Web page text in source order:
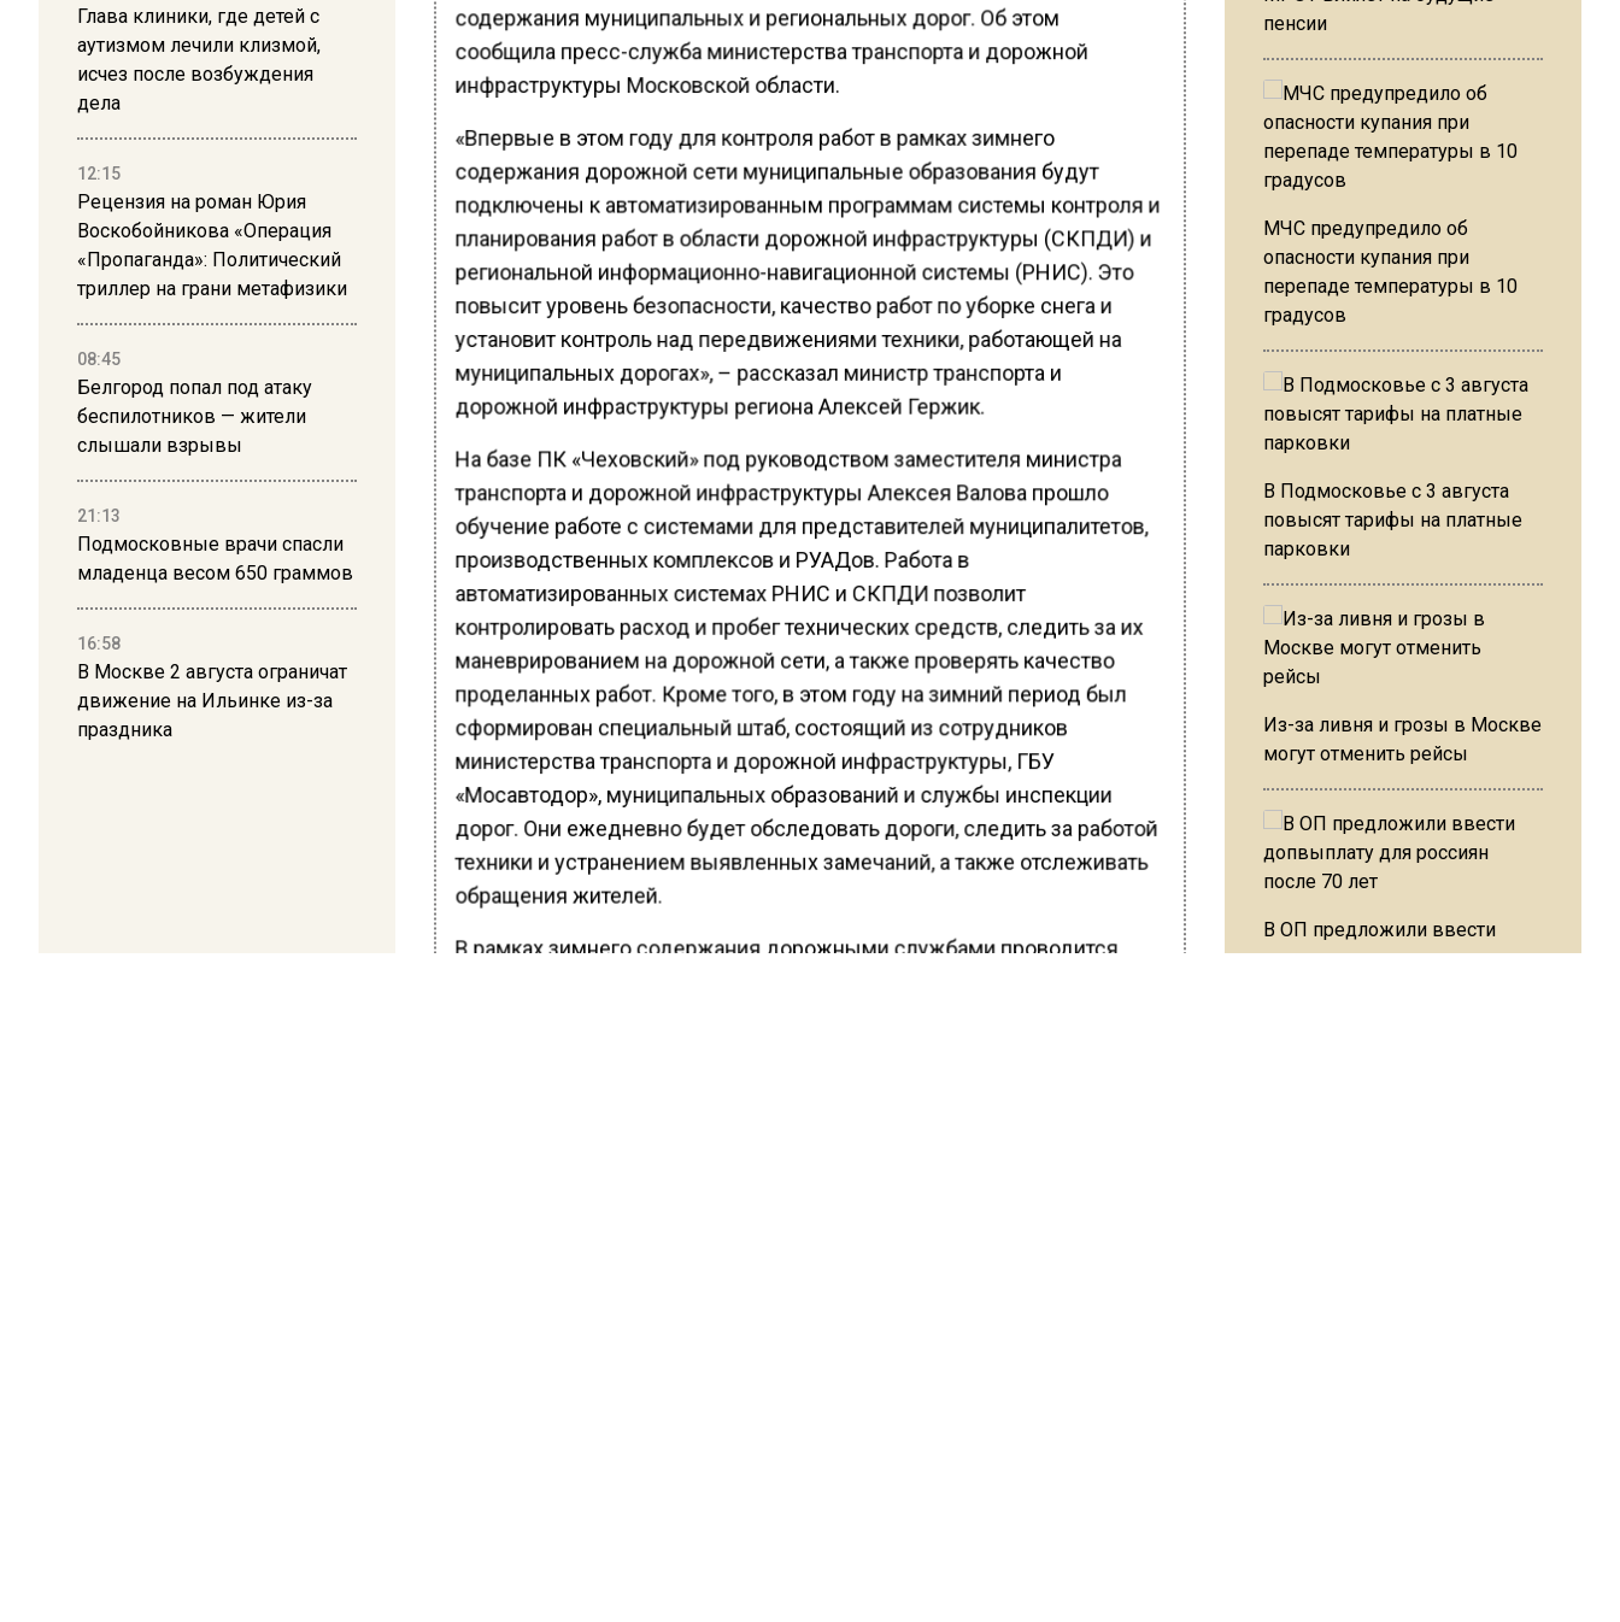
Глава клиники, где детей с
аутизмом лечили клизмой,
исчез после возбуждения
дела
12:15
Рецензия на роман Юрия
Воскобойникова «Операция
«Пропаганда»: Политический
триллер на грани метафизики
08:45
Белгород попал под атаку
беспилотников — жители
слышали взрывы
21:13
Подмосковные врачи спасли
младенца весом 650 граммов
16:58
В Москве 2 августа ограничат
движение на Ильинке из-за
праздника
содержания муниципальных и региональных дорог. Об этом
сообщила пресс-служба министерства транспорта и дорожной
инфраструктуры Московской области.
«Впервые в этом году для контроля работ в рамках зимнего
содержания дорожной сети муниципальные образования будут
подключены к автоматизированным программам системы контроля и
планирования работ в области дорожной инфраструктуры (СКПДИ) и
региональной информационно-навигационной системы (РНИС). Это
повысит уровень безопасности, качество работ по уборке снега и
установит контроль над передвижениями техники, работающей на
муниципальных дорогах», – рассказал министр транспорта и
дорожной инфраструктуры региона Алексей Гержик.
На базе ПК «Чеховский» под руководством заместителя министра
транспорта и дорожной инфраструктуры Алексея Валова прошло
обучение работе с системами для представителей муниципалитетов,
производственных комплексов и РУАДов. Работа в
автоматизированных системах РНИС и СКПДИ позволит
контролировать расход и пробег технических средств, следить за их
маневрированием на дорожной сети, а также проверять качество
проделанных работ. Кроме того, в этом году на зимний период был
сформирован специальный штаб, состоящий из сотрудников
министерства транспорта и дорожной инфраструктуры, ГБУ
«Мосавтодор», муниципальных образований и службы инспекции
дорог. Они ежедневно будет обследовать дороги, следить за работой
техники и устранением выявленных замечаний, а также отслеживать
обращения жителей.
В рамках зимнего содержания дорожными службами проводится
пенсии
МЧС предупредило об
опасности купания при
перепаде температуры в 10
градусов
В Подмосковье с 3 августа
повысят тарифы на платные
парковки
Из-за ливня и грозы в Москве
могут отменить рейсы
В ОП предложили ввести
допвыплату для россиян